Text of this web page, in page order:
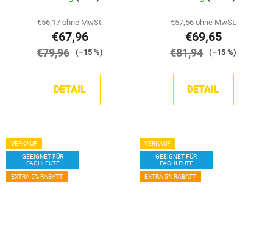
€56,17 ohne MwSt.
€67,96
€79,96 (–15 %)
DETAIL
€57,56 ohne MwSt.
€69,65
€81,94 (–15 %)
DETAIL
VERKAUF
GEEIGNET FÜR
FACHLEUTE
EXTRA 5% RABATT
VERKAUF
GEEIGNET FÜR
FACHLEUTE
EXTRA 5% RABATT